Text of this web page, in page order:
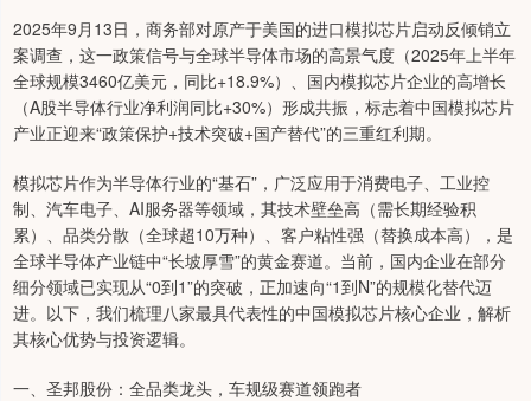
2025年9月13日，商务部对原产于美国的进口模拟芯片启动反倾销立
案调查，这一政策信号与全球半导体市场的高景气度（2025年上半年
全球规模3460亿美元，同比+18.9%）、国内模拟芯片企业的高增长
（A股半导体行业净利润同比+30%）形成共振，标志着中国模拟芯片
产业正迎来“政策保护+技术突破+国产替代”的三重红利期。
模拟芯片作为半导体行业的“基石”，广泛应用于消费电子、工业控
制、汽车电子、AI服务器等领域，其技术壁垒高（需长期经验积
累）、品类分散（全球超10万种）、客户粘性强（替换成本高），是
全球半导体产业链中“长坡厚雪”的黄金赛道。当前，国内企业在部分
细分领域已实现从“0到1”的突破，正加速向“1到N”的规模化替代迈
进。以下，我们梳理八家最具代表性的中国模拟芯片核心企业，解析
其核心优势与投资逻辑。
一、圣邦股份：全品类龙头，车规级赛道领跑者